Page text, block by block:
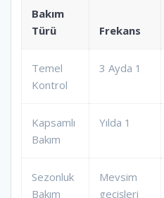
Bakım
Türü
Frekans
Temel
Kontrol
3 Ayda 1
Kapsamlı
Bakım
Yılda 1
Sezonluk
Bakım
Mevsim
geçişleri